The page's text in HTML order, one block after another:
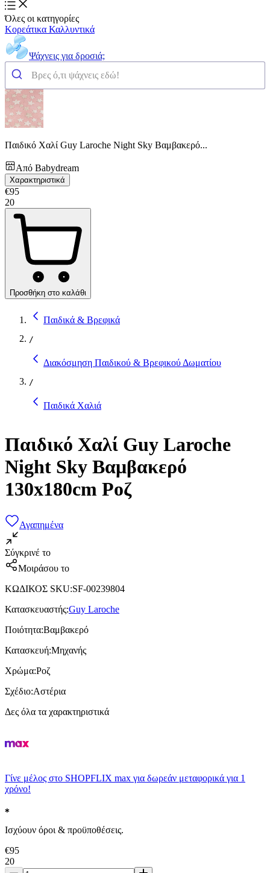
Όλες οι κατηγορίες
Κορεάτικα Καλλυντικά
Ψάχνεις για δροσιά;
Παιδικό Χαλί Guy Laroche Night Sky Βαμβακερό...
Από Babydream
Χαρακτηριστικά
€95
20
Προσθήκη στο καλάθι
Παιδικά & Βρεφικά
/
Διακόσμηση Παιδικού & Βρεφικού Δωματίου
/
Παιδικά Χαλιά
Παιδικό Χαλί Guy Laroche
Night Sky Βαμβακερό
130x180cm Ροζ
Αγαπημένα
Σύγκρινέ το
Μοιράσου το
ΚΩΔΙΚΟΣ SKU:SF-00239804
Κατασκευαστής:Guy Laroche
Ποιότητα:Βαμβακερό
Κατασκευή:Μηχανής
Χρώμα:Ροζ
Σχέδιο:Αστέρια
Δες όλα τα χαρακτηριστικά
Γίνε μέλος στο SHOPFLIX max για δωρεάν μεταφορικά για 1
χρόνο!
Ισχύουν όροι & προϋποθέσεις.
€95
20